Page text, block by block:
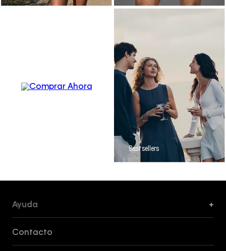
Men´s
Bestsellers
Ayuda +
Contacto